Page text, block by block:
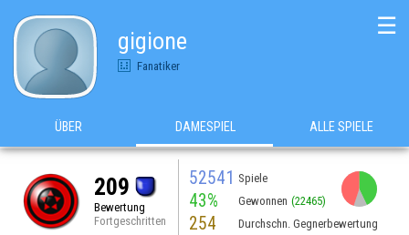
gigione
Fanatiker
☰
ÜBER DAMESPIEL ALLE SPIELE
209
Bewertung
Fortgeschritten
52541 Spiele
43% Gewonnen (22465)
254 Durchschn. Gegnerbewertung